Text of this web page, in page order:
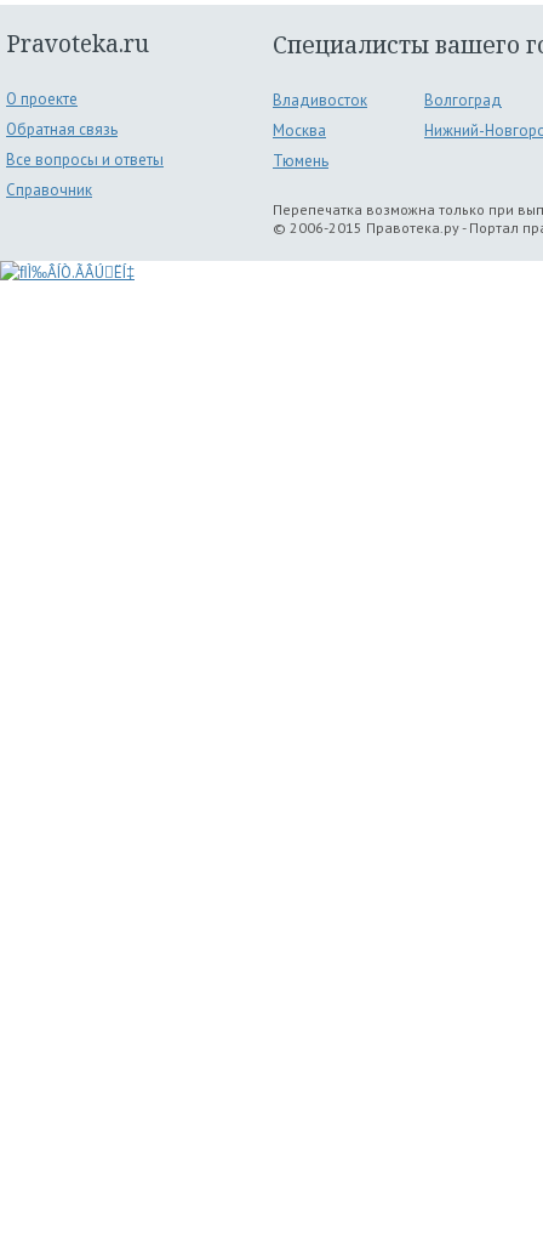
Pravoteka.ru
О проекте
Обратная связь
Все вопросы и ответы
Справочник
Специалисты вашего
Владивосток
Волгоград
Москва
Нижний-
Тюмень
Перепечатка возможна только при
© 2006-2015 Правотека.ру - Портал